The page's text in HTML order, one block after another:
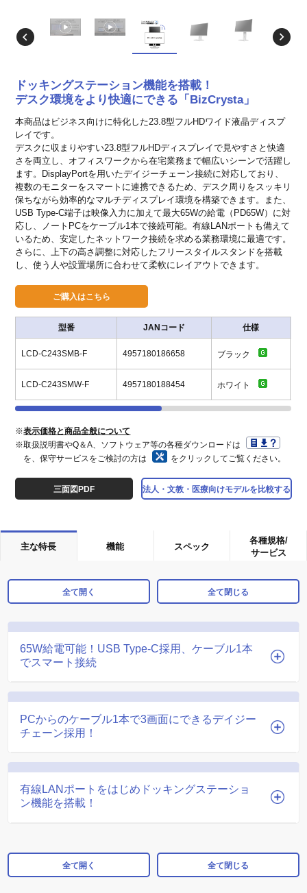
ドッキングステーション機能を搭載！
デスク環境をより快適にできる「BizCrysta」
本商品はビジネス向けに特化した23.8型フルHDワイド液晶ディスプ
レイです。
デスクに収まりやすい23.8型フルHDディスプレイで見やすさと快適
さを両立し、オフィスワークから在宅業務まで幅広いシーンで活躍し
ます。DisplayPortを用いたデイジーチェーン接続に対応しており、
複数のモニターをスマートに連携できるため、デスク周りをスッキリ
保ちながら効率的なマルチディスプレイ環境を構築できます。また、
USB Type-C端子は映像入力に加えて最大65Wの給電（PD65W）に対
応し、ノートPCをケーブル1本で接続可能。有線LANポートも備えて
いるため、安定したネットワーク接続を求める業務環境に最適です。
さらに、上下の高さ調整に対応したフリースタイルスタンドを搭載
し、使う人や設置場所に合わせて柔軟にレイアウトできます。
型番 JANコード 仕様
LCD-C243SMB-F 4957180186658 ブラック
LCD-C243SMW-F 4957180188454 ホワイト
※表示価格と商品全般について
※取扱説明書やQ＆A、ソフトウェア等の各種ダウンロードは
を、保守サービスをご検討の方は
をクリックしてご覧ください。
三面図PDF 法人・文教・医療向けモデルを比較する
主な特長 機能 スペック
各種規格/
サービス
全て開く 全て閉じる
65W給電可能！USB Type-C採用、ケーブル1本
でスマート接続
PCからのケーブル1本で3画面にできるデイジー
チェーン採用！
有線LANポートをはじめドッキングステーショ
ン機能を搭載！
全て開く 全て閉じる